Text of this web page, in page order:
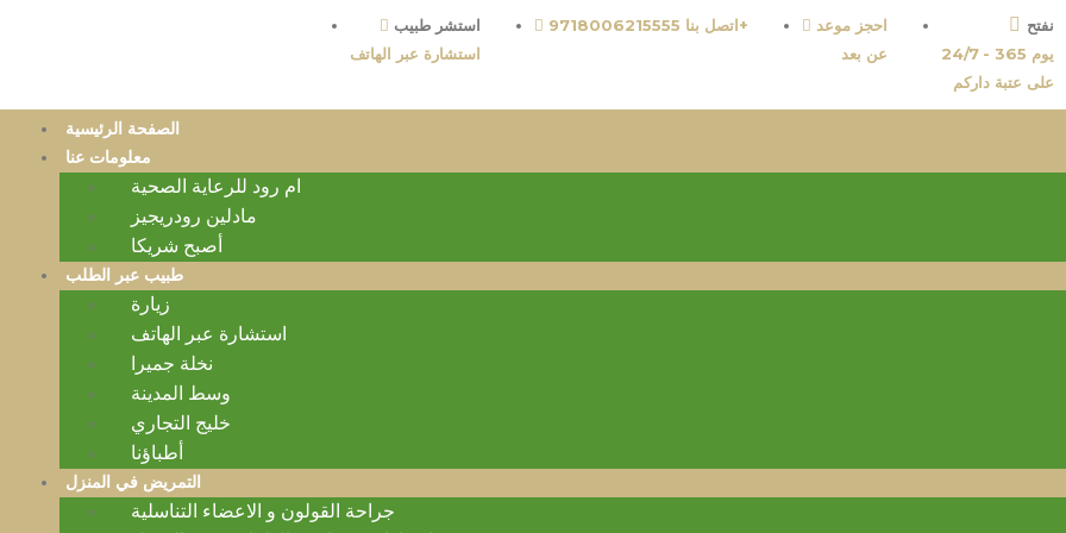
استشر طبيب
استشارة عبر الهاتف
اتصل بنا 9718006215555+
احجز موعد
عن بعد
نفتح
24/7 - 365 يوم
على عتبة داركم
الصفحة الرئيسية
معلومات عنا
ام رود للرعاية الصحية
مادلين رودريجيز
أصبح شريكا
طبيب عبر الطلب
زيارة
استشارة عبر الهاتف
نخلة جميرا
وسط المدينة
خليج التجاري
أطباؤنا
التمريض في المنزل
جراحة القولون و الاعضاء التناسلية